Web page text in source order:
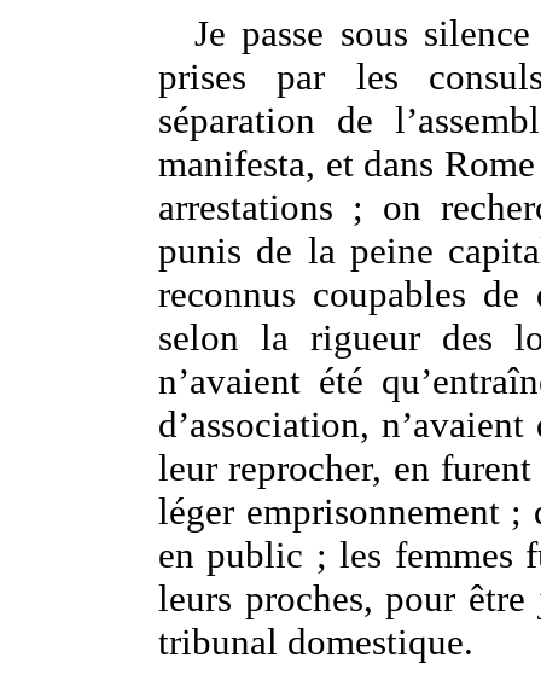
Je passe sous
prises par les
séparation de
manifesta, et dans
arrestations ; on
punis de la peine
reconnus coupables
selon la rigueur des
n’avaient été
d’association,
leur reprocher, en
léger emprisonnement ;
en public ; les femmes
leurs proches, pour
tribunal domestique.